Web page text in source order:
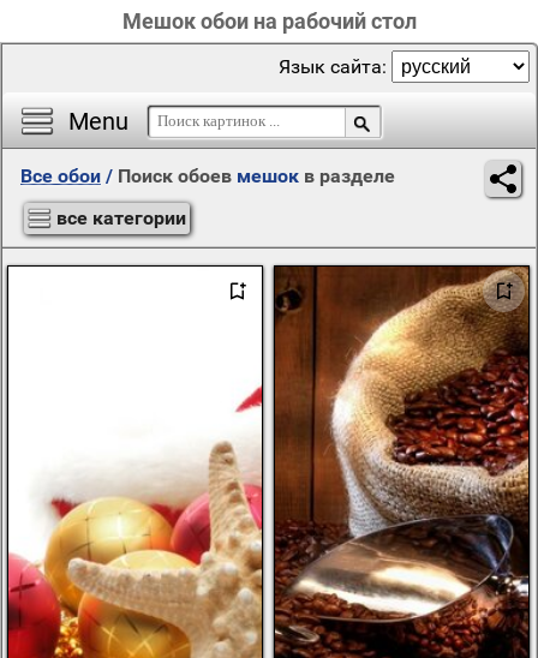
Мешок обои на рабочий стол
Menu
Язык сайта:
Все обои / Поиск обоев мешок в разделе
все категории